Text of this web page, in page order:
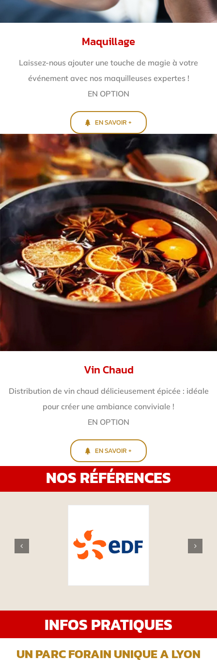
Maquillage
Laissez-nous ajouter une touche de magie à votre
événement avec nos maquilleuses expertes !
EN OPTION
EN SAVOIR +
Vin Chaud
Distribution de vin chaud délicieusement épicée : idéale
pour créer une ambiance conviviale !
EN OPTION
EN SAVOIR +
NOS RÉFÉRENCES
INFOS PRATIQUES
UN PARC FORAIN UNIQUE A LYON